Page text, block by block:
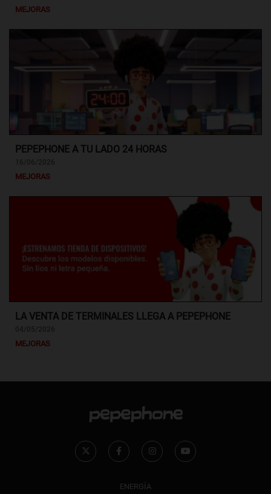
MEJORAS
PEPEPHONE A TU LADO 24 HORAS
MEJORAS
LA VENTA DE TERMINALES LLEGA A PEPEPHONE
MEJORAS
ENERGÍA